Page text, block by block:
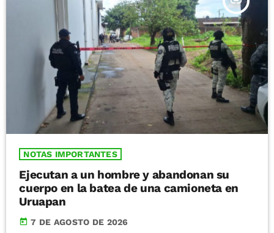
NOTAS IMPORTANTES
Ejecutan a un hombre y abandonan su
cuerpo en la batea de una camioneta en
Uruapan
today 7 DE AGOSTO DE 2026